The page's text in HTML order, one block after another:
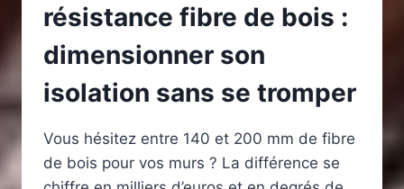
résistance fibre de bois :
dimensionner son
isolation sans se tromper
Vous hésitez entre 140 et 200 mm de fibre
de bois pour vos murs ? La différence se